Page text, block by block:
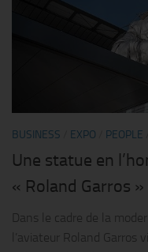
BUSINESS EXPO PEOPLE
Une statue en
« Roland Garros
Dans le cadre de la
l’aviateur Roland